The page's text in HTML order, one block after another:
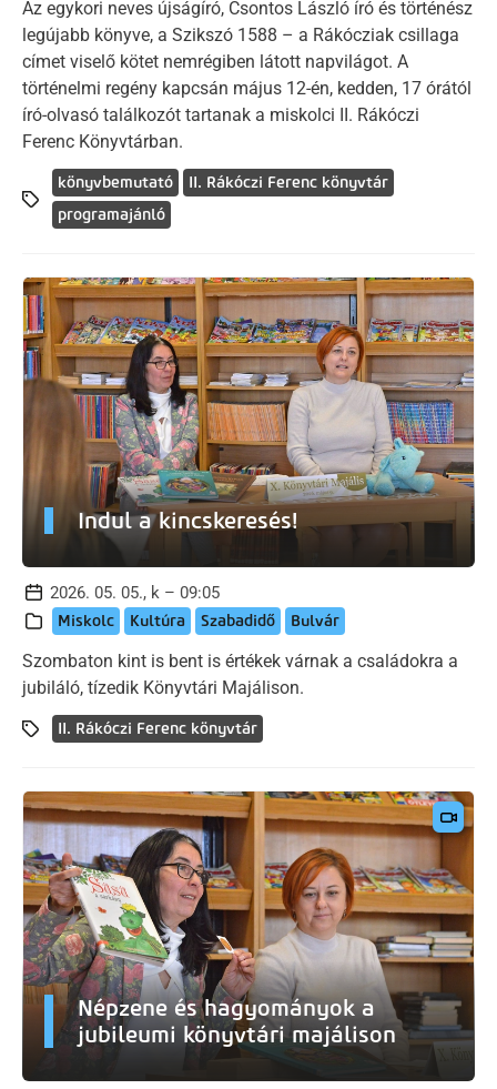
Az egykori neves újságíró, Csontos László író és történész
legújabb könyve, a Szikszó 1588 – a Rákócziak csillaga
címet viselő kötet nemrégiben látott napvilágot. A
történelmi regény kapcsán május 12-én, kedden, 17 órától
író-olvasó találkozót tartanak a miskolci II. Rákóczi
Ferenc Könyvtárban.
könyvbemutató
II. Rákóczi Ferenc könyvtár
programajánló
Indul a kincskeresés!
2026. 05. 05., k – 09:05
Miskolc Kultúra Szabadidő Bulvár
Szombaton kint is bent is értékek várnak a családokra a
jubiláló, tízedik Könyvtári Majálison.
II. Rákóczi Ferenc könyvtár
Népzene és hagyományok a
jubileumi könyvtári majálison